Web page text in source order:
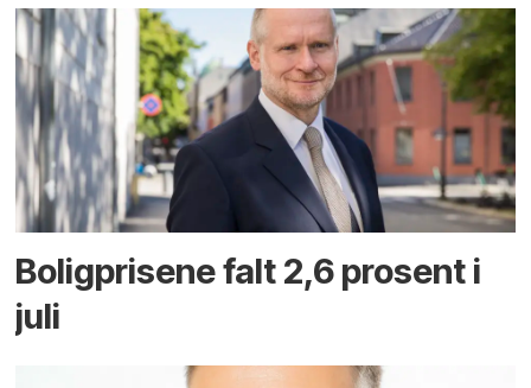
Boligprisene falt 2,6 prosent i
juli